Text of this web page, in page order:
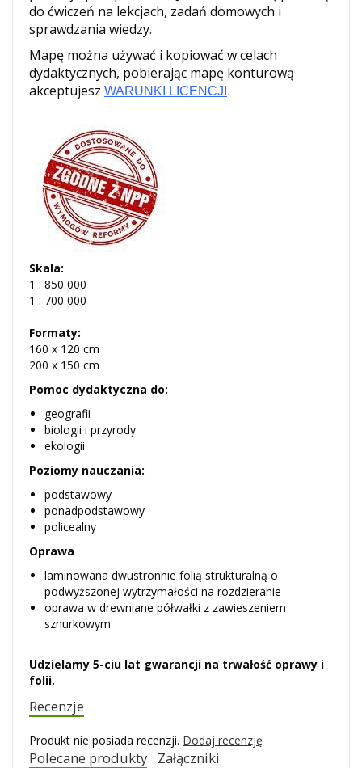
do ćwiczeń na lekcjach, zadań domowych i
sprawdzania wiedzy.
Mapę można używać i kopiować w celach
dydaktycznych, pobierając mapę konturową
akceptujesz WARUNKI LICENCJI .
Skala:
1 : 850 000
1 : 700 000
Formaty:
160 x 120 cm
200 x 150 cm
Pomoc dydaktyczna do:
geografii
biologii i przyrody
ekologii
Poziomy nauczania:
podstawowy
ponadpodstawowy
policealny
Oprawa
laminowana dwustronnie folią strukturalną o
podwyższonej wytrzymałości na rozdzieranie
oprawa w drewniane półwałki z zawieszeniem
sznurkowym
Udzielamy 5-ciu lat gwarancji na trwałość oprawy i
folii.
Recenzje
Produkt nie posiada recenzji. Dodaj recenzję
Polecane produkty Załączniki